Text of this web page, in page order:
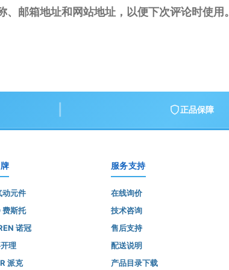
邮箱地址和网站地址，以便下次评论时使用。
正品保障
动元件
费斯托
诺冠
理
派克
服务支持
在线询价
技术咨询
售后支持
配送说明
产品目录下载